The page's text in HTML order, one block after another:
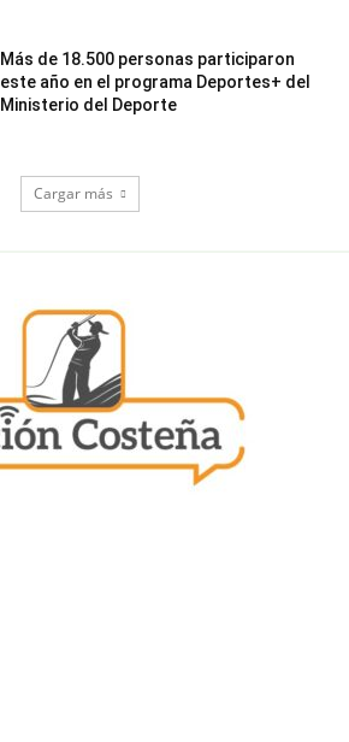
Más de 18.500 personas participaron
este año en el programa Deportes+ del
Ministerio del Deporte
Cargar más